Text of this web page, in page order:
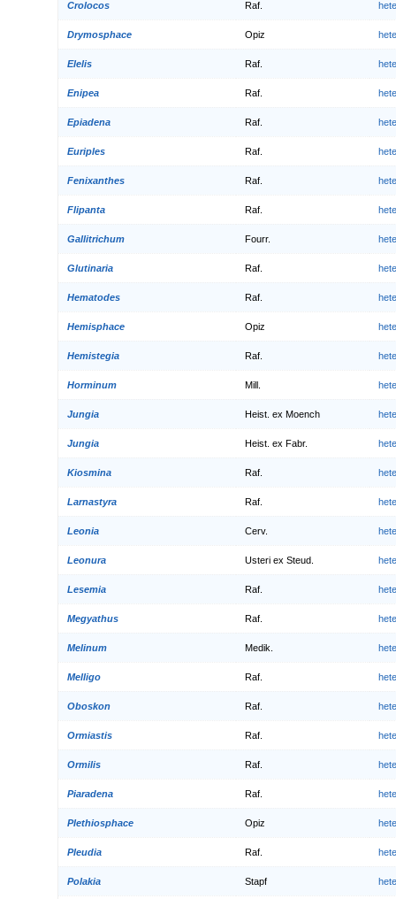
Crolocos Raf.
Drymosphace Opiz
Elelis Raf.
Enipea Raf.
Epiadena Raf.
Euriples Raf.
Fenixanthes Raf.
Flipanta Raf.
Gallitrichum Fourr.
Glutinaria Raf.
Hematodes Raf.
Hemisphace Opiz
Hemistegia Raf.
Horminum Mill.
Jungia Heist. ex Moench
Jungia Heist. ex Fabr.
Kiosmina Raf.
Larnastyra Raf.
Leonia Cerv.
Leonura Usteri ex Steud.
Lesemia Raf.
Megyathus Raf.
Melinum Medik.
Melligo Raf.
Oboskon Raf.
Ormiastis Raf.
Ormilis Raf.
Piaradena Raf.
Plethiosphace Opiz
Pleudia Raf.
Polakia Stapf